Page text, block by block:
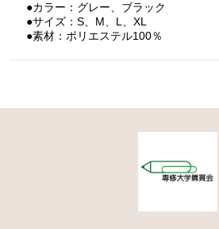
●カラー：グレー、ブラック
●サイズ：S、M、L、XL
●素材：ポリエステル100％